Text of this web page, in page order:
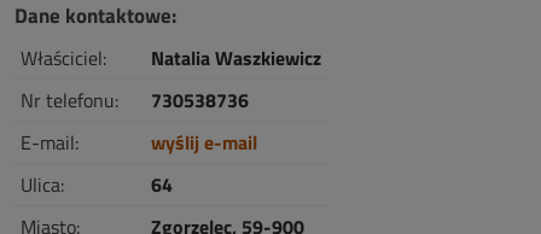
Dane kontaktowe:
Właściciel:
Natalia Waszkiewicz
Nr telefonu:
730538736
E-mail:
wyślij e-mail
Ulica:
64
Miasto:
Zgorzelec, 59-900